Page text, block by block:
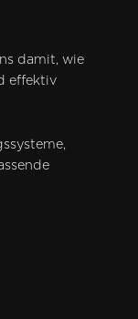
damit, wie
effektiv